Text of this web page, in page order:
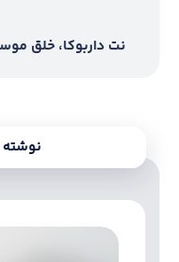
نت داربوکا، خلق